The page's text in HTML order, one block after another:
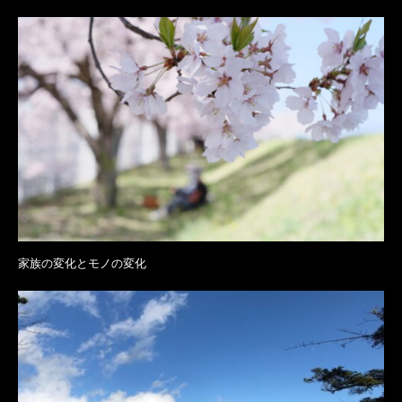
家族の変化とモノの変化